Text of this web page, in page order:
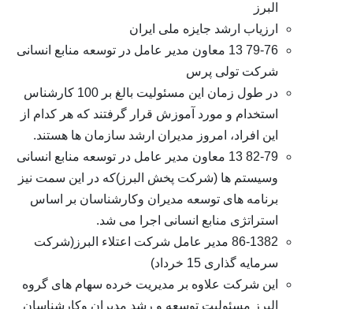
البرز
ارزیاب ارشد جایزه ملی ایران
79-76 13 معاون مدیر عامل در توسعه منابع انسانی
شرکت تولی پرس
در طول زمان این مسئولیت بالغ بر 100 کارشناس
استخدام و مورد آموزش قرار گرفتند که هر کدام از
این افراد، امروز مدیران ارشد سازمان ها هستند.
82-79 13 معاون مدیر عامل در توسعه منابع انسانی
وسیستم ها (شرکت پخش البرز)که در این سمت نیز
برنامه های توسعه مدیران وکارشناسان بر اساس
استراتژی منابع انسانی اجرا می شد.
86-1382 مدیر عامل شرکت اعتلاء البرز(شرکت
سرمایه گذاری 15 خرداد)
این شرکت علاوه بر مدیریت خرده سهام های گروه
البرز مسئولیت توسعه و رشد مدیران وکارشناسان